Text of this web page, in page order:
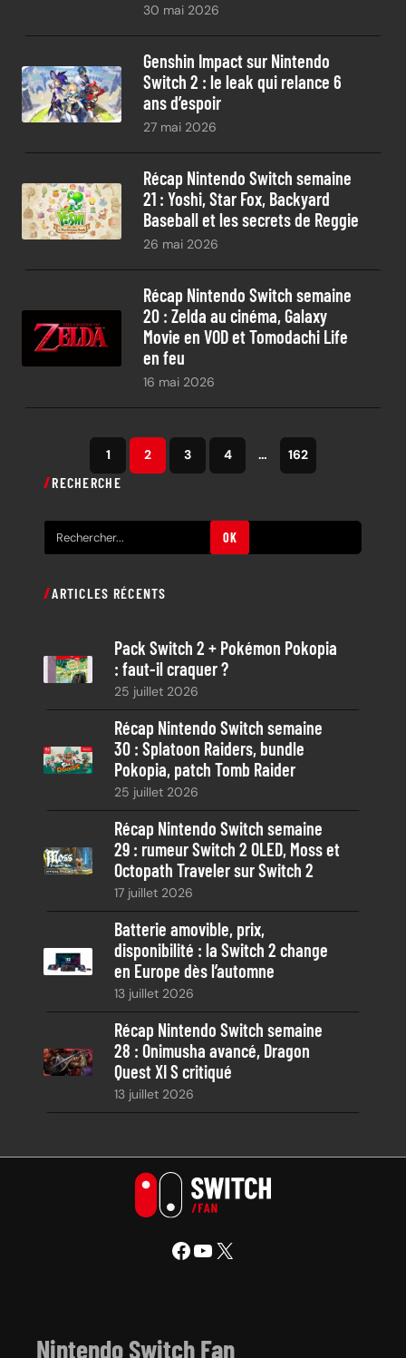
30 mai 2026
Genshin Impact sur Nintendo
Switch 2 : le leak qui relance 6
ans d’espoir
27 mai 2026
Récap Nintendo Switch semaine
21 : Yoshi, Star Fox, Backyard
Baseball et les secrets de Reggie
26 mai 2026
Récap Nintendo Switch semaine
20 : Zelda au cinéma, Galaxy
Movie en VOD et Tomodachi Life
en feu
16 mai 2026
1 2 3 4 … 162
RECHERCHE
e
h
OK
ARTICLES RÉCENTS
Pack Switch 2 + Pokémon Pokopia
: faut-il craquer ?
25 juillet 2026
Récap Nintendo Switch semaine
30 : Splatoon Raiders, bundle
Pokopia, patch Tomb Raider
25 juillet 2026
Récap Nintendo Switch semaine
29 : rumeur Switch 2 OLED, Moss et
Octopath Traveler sur Switch 2
17 juillet 2026
Batterie amovible, prix,
disponibilité : la Switch 2 change
en Europe dès l’automne
13 juillet 2026
Récap Nintendo Switch semaine
28 : Onimusha avancé, Dragon
Quest XI S critiqué
13 juillet 2026
Facebook YouTube X
Nintendo Switch Fan